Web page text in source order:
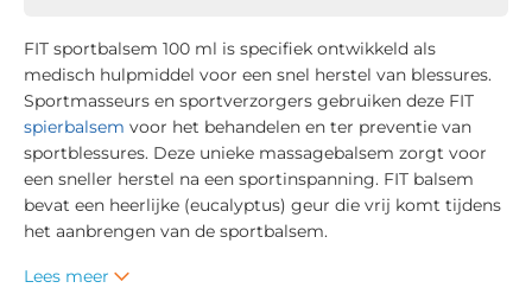
FIT sportbalsem 100 ml is specifiek ontwikkeld als
medisch hulpmiddel voor een snel herstel van blessures.
Sportmasseurs en sportverzorgers gebruiken deze FIT
spierbalsem voor het behandelen en ter preventie van
sportblessures. Deze unieke massagebalsem zorgt voor
een sneller herstel na een sportinspanning. FIT balsem
bevat een heerlijke (eucalyptus) geur die vrij komt tijdens
het aanbrengen van de sportbalsem.
Lees meer